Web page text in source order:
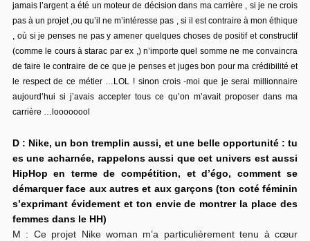
jamais l’argent a été un moteur de décision dans ma carrière , si je ne crois
pas à un projet ,ou qu’il ne m’intéresse pas , si il est contraire à mon éthique
, où si je penses ne pas y amener quelques choses de positif et constructif
(comme le cours à starac par ex ,) n’importe quel somme ne me convaincra
de faire le contraire de ce que je penses et juges bon pour ma crédibilité et
le respect de ce métier …LOL ! sinon crois -moi que je serai millionnaire
aujourd’hui si j’avais accepter tous ce qu’on m’avait proposer dans ma
carrière …loooooool
D : Nike, un bon tremplin aussi, et une belle opportunité : tu
es une acharnée, rappelons aussi que cet univers est aussi
HipHop en terme de compétition, et d’égo, comment se
démarquer face aux autres et aux garçons (ton coté féminin
s’exprimant évidement et ton envie de montrer la place des
femmes dans le HH)
M : Ce projet Nike woman m’a particulièrement tenu à cœur